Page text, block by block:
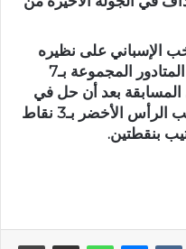
الإسباني على نظيره
الأوروغوياني بهدف لصفر ليتصدّر المتادور المجموعة بـ7
المسابقة بعد أن حل في
المركز الثالث بنقطتين خلف منتخب الرأس الأخضر بـ3 نقاط
بنقطتين.